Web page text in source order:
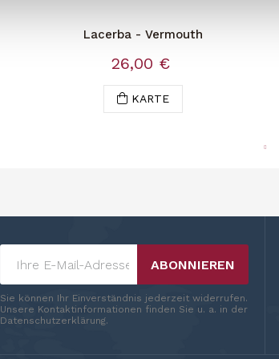
Lacerba - Vermouth
26,00 €
KARTE
ABONNIEREN
Sie können Ihr Einverständnis jederzeit widerrufen.
Unsere Kontaktinformationen finden Sie u. a. in der
Datenschutzerklärung.